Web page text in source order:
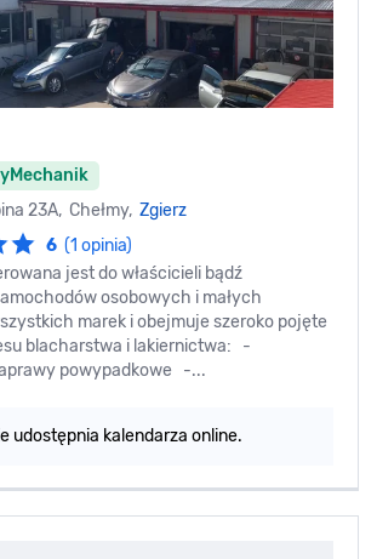
23A, Chełmy, Zgierz
6 (1 opinia)
jest do właścicieli bądź
osobowych i małych
marek i obejmuje szeroko pojęte
blacharstwa i lakiernictwa: -
powypadkowe -...
udostępnia kalendarza online.